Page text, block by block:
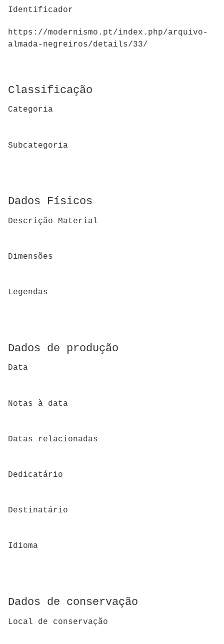
Identificador
https://modernismo.pt/index.php/arquivo-
almada-negreiros/details/33/
Classificação
Categoria
Subcategoria
Dados Físicos
Descrição Material
Dimensões
Legendas
Dados de produção
Data
Notas à data
Datas relacionadas
Dedicatário
Destinatário
Idioma
Dados de conservação
Local de conservação